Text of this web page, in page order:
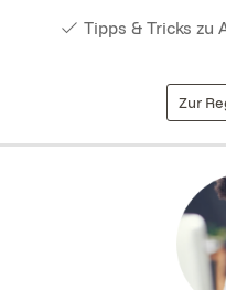
Tipps & Tricks zu
Zur